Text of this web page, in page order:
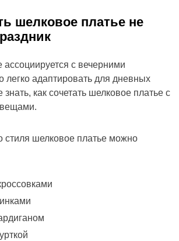
шелковое платье не
ассоциируется с вечерними
легко адаптировать для дневных
как сочетать шелковое платье с
стиля шелковое платье можно